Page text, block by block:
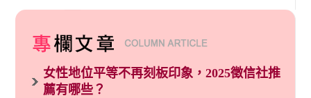
女性地位平等不再刻板印象，2025徵信社推
薦有哪些？